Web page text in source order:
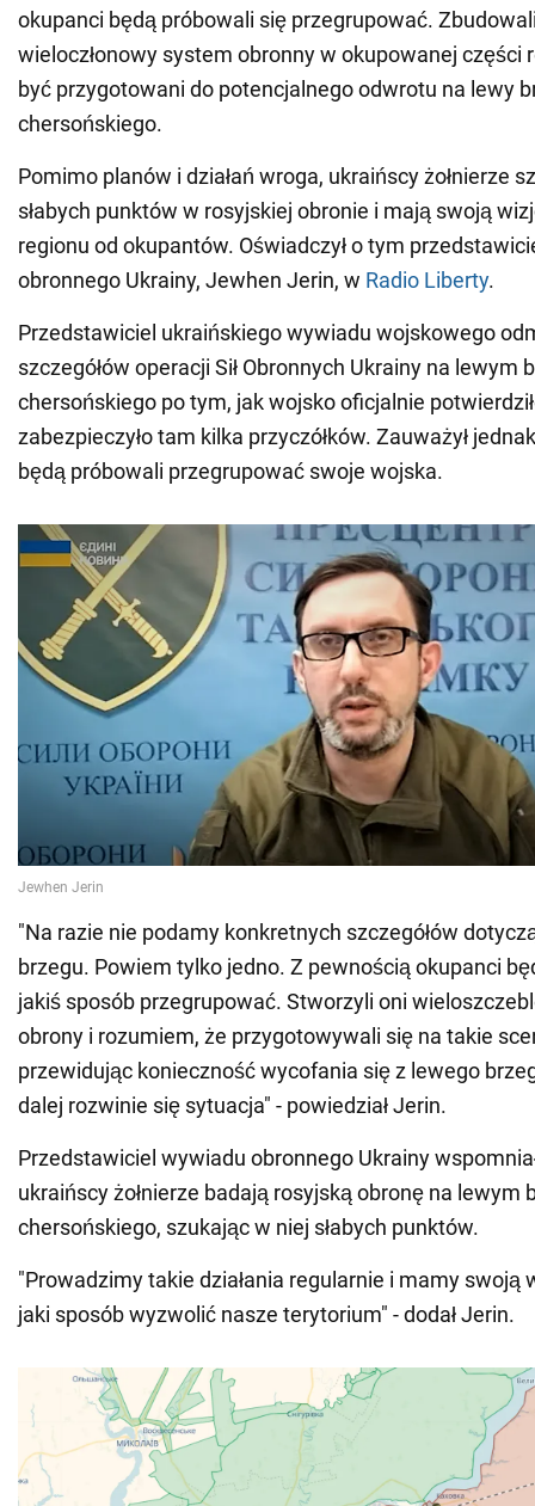
okupanci będą próbowali się przegrupować.
wieloczłonowy system obronny w okupowanej części
być przygotowani do potencjalnego odwrotu na lewy
chersońskiego.
Pomimo planów i działań wroga, ukraińscy żołnierze
słabych punktów w rosyjskiej obronie i mają swoją
regionu od okupantów. Oświadczył o tym
obronnego Ukrainy, Jewhen Jerin, w Radio Liberty.
Przedstawiciel ukraińskiego wywiadu wojskowego
szczegółów operacji Sił Obronnych Ukrainy na lewym
chersońskiego po tym, jak wojsko oficjalnie
zabezpieczyło tam kilka przyczółków. Zauważył
będą próbowali przegrupować swoje wojska.
"Na razie nie podamy konkretnych szczegółów
brzegu. Powiem tylko jedno. Z pewnością okupanci
jakiś sposób przegrupować. Stworzyli oni
obrony i rozumiem, że przygotowywali się na takie
przewidując konieczność wycofania się z lewego
dalej rozwinie się sytuacja" - powiedział Jerin.
Przedstawiciel wywiadu obronnego Ukrainy
ukraińscy żołnierze badają rosyjską obronę na lewym
chersońskiego, szukając w niej słabych punktów.
"Prowadzimy takie działania regularnie i mamy swoją
jaki sposób wyzwolić nasze terytorium" - dodał Jerin.